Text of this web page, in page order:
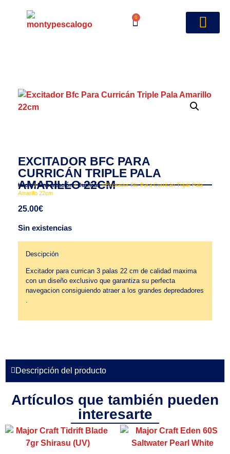
0
EXCITADOR BFC PARA
CURRICÁN TRIPLE PALA
AMARILLO 22CM
Inicio/Embarcación/Curricán/ Excitador Bfc Para Curricán Triple Pala
Amarillo 22cm
25.00€
Sin existencias
Descipción
Excitador para currican 3 palas 22 cm de calidad maxima
con un diseño exclusivo que garantiza su perfecta
navegacion consiguiendo atraer a los grandes depredadores
.
Descripción del producto
Artículos que también pueden
interesarte